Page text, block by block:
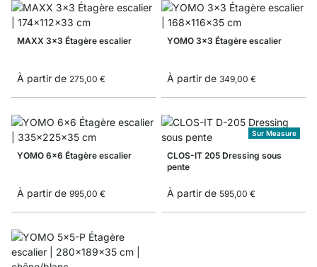
MAXX 3x3 Étagère escalier
À partir de 275,00 €
YOMO 3x3 Étagère escalier
À partir de 349,00 €
YOMO 6x6 Étagère escalier
À partir de 995,00 €
Sur Measure
CLOS-IT 205 Dressing sous
pente
À partir de 595,00 €